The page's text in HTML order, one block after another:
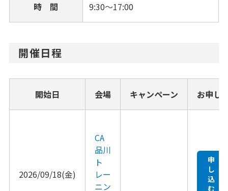
時 間 9:30～17:00
開催日程
開始日 会場 キャンペーン お申し
2026/09/18(金)
CA
品川
ト
レー
ニン
申
し
込
む